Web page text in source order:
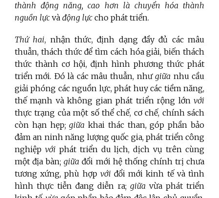
thành động năng, cao hơn là chuyển hóa thành
nguồn lực và động lực cho phát triển.
Thứ hai, nhận thức, định dạng đầy đủ các mâu
thuẫn, thách thức để tìm cách hóa giải, biến thách
thức thành cơ hội, định hình phương thức phát
triển mới. Đó là các mâu thuẫn, nhưgiữa nhu cầu
giải phóng các nguồn lực, phát huy các tiềm năng,
thế mạnh và không gian phát triển rộng lớn với
thực trạng của một số thể chế, cơ chế, chính sách
còn hạn hẹp;giữa khai thác than, góp phần bảo
đảm an ninh năng lượng quốc gia, phát triển công
nghiệp với phát triển du lịch, dịch vụ trên cùng
một địa bàn;giữađổi mới hệ thống chính trị chưa
tương xứng, phù hợp với đổi mới kinh tế và tình
hình thực tiễn đang diễn ra; giữa vừa phát triển